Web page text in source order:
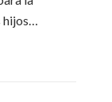
hijos…